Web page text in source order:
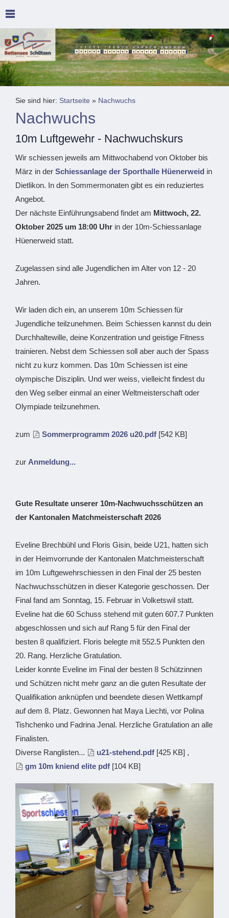
Sie sind hier: Startseite » Nachwuchs
Nachwuchs
10m Luftgewehr - Nachwuchskurs
Wir schiessen jeweils am Mittwochabend von Oktober bis
März in der Schiessanlage der Sporthalle Hüenerweid in
Dietlikon. In den Sommermonaten gibt es ein reduziertes
Angebot.
Der nächste Einführungsabend findet am Mittwoch, 22.
Oktober 2025 um 18:00 Uhr in der 10m-Schiessanlage
Hüenerweid statt.
Zugelassen sind alle Jugendlichen im Alter von 12 - 20
Jahren.
Wir laden dich ein, an unserem 10m Schiessen für
Jugendliche teilzunehmen. Beim Schiessen kannst du dein
Durchhaltewille, deine Konzentration und geistige Fitness
trainieren. Nebst dem Schiessen soll aber auch der Spass
nicht zu kurz kommen. Das 10m Schiessen ist eine
olympische Disziplin. Und wer weiss, vielleicht findest du
den Weg selber einmal an einer Weltmeisterschaft oder
Olympiade teilzunehmen.
zum Sommerprogramm 2026 u20.pdf [542 KB]
zur Anmeldung...
Gute Resultate unserer 10m-Nachwuchsschützen an
der Kantonalen Matchmeisterschaft 2026
Eveline Brechbühl und Floris Gisin, beide U21, hatten sich
in der Heimvorrunde der Kantonalen Matchmeisterschaft
im 10m Luftgewehrschiessen in den Final der 25 besten
Nachwuchsschützen in dieser Kategorie geschossen. Der
Final fand am Sonntag, 15. Februar in Volketswil statt.
Eveline hat die 60 Schuss stehend mit guten 607.7 Punkten
abgeschlossen und sich auf Rang 5 für den Final der
besten 8 qualifiziert. Floris belegte mit 552.5 Punkten den
20. Rang. Herzliche Gratulation.
Leider konnte Eveline im Final der besten 8 Schützinnen
und Schützen nicht mehr ganz an die guten Resultate der
Qualifikation anknüpfen und beendete diesen Wettkampf
auf dem 8. Platz. Gewonnen hat Maya Liechti, vor Polina
Tishchenko und Fadrina Jenal. Herzliche Gratulation an alle
Finalisten.
Diverse Ranglisten...
u21-stehend.pdf [425 KB] ,
gm 10m kniend elite pdf [104 KB]